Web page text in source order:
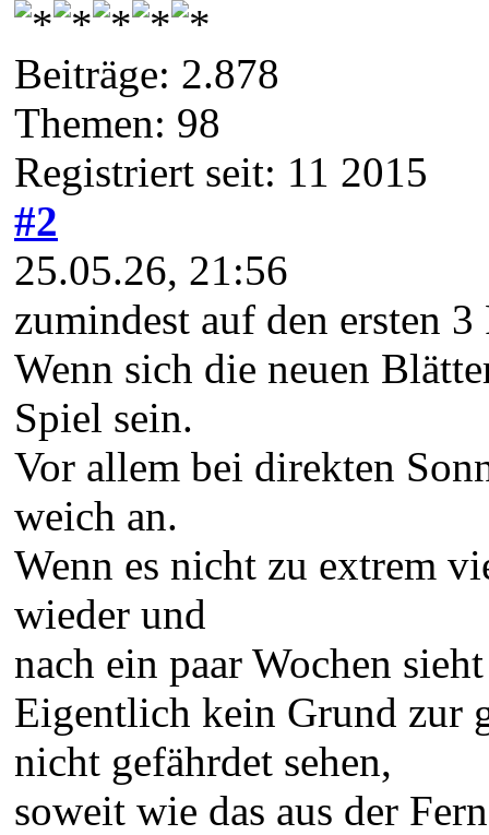
Beiträge: 2.878
Themen: 98
Registriert seit: 11 2015
#2
25.05.26, 21:56
zumindest auf den ersten
Wenn sich die neuen
Spiel sein.
Vor allem bei direkten
weich an.
Wenn es nicht zu extrem
wieder und
nach ein paar Wochen
Eigentlich kein Grund zur
nicht gefährdet sehen,
soweit wie das aus der